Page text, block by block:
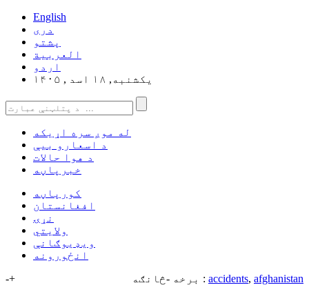
English
دری
پشتو
العربیة
اردو
یکشنبه, ۱۸ اسد , ۱۴۰۵
له موږ سره اړیکه
د اسعارو بیې
د هوا حالات
خبرپاڼه
کورپاڼه
افغانستان
نړۍ
ولایتي
ویډیوګانې
انځورونه
برخه -څانګه : accidents, afghanistan
-+